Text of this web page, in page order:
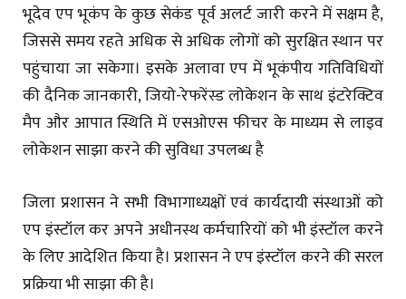
भूदेव एप भूकंप के कुछ सेकंड पूर्व अलर्ट जारी करने में सक्षम है,
जिससे समय रहते अधिक से अधिक लोगों को सुरक्षित स्थान पर
पहुंचाया जा सकेगा। इसके अलावा एप में भूकंपीय गतिविधियों
की दैनिक जानकारी, जियो-रेफरेंस्ड लोकेशन के साथ इंटरेक्टिव
मैप और आपात स्थिति में एसओएस फीचर के माध्यम से लाइव
लोकेशन साझा करने की सुविधा उपलब्ध है
जिला प्रशासन ने सभी विभागाध्यक्षों एवं कार्यदायी संस्थाओं को
एप इंस्टॉल कर अपने अधीनस्थ कर्मचारियों को भी इंस्टॉल करने
के लिए आदेशित किया है। प्रशासन ने एप इंस्टॉल करने की सरल
प्रक्रिया भी साझा की है।